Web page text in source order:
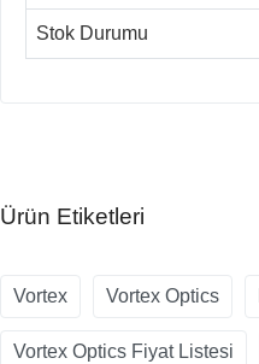
Stok Durumu
Ürün Etiketleri
Vortex Vortex Optics
Vortex Optics Fiyat Listesi